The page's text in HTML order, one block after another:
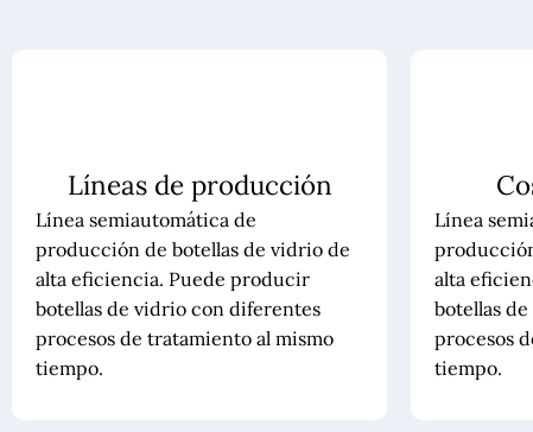
Líneas de producción
Línea semiautomática de
producción de botellas de vidrio de
alta eficiencia. Puede producir
botellas de vidrio con diferentes
procesos de tratamiento al mismo
tiempo.
Línea
alta
botellas
procesos
tiempo.